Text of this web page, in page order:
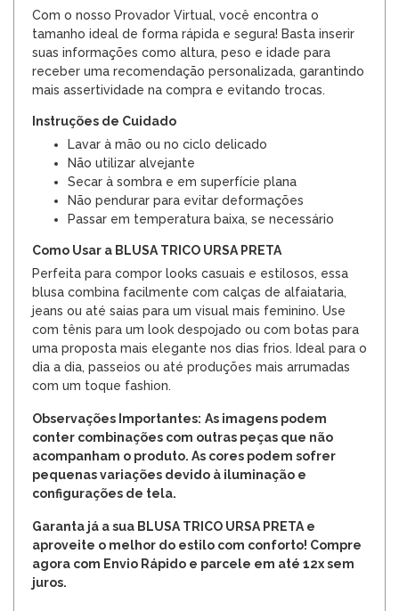
Com o nosso Provador Virtual, você encontra o
tamanho ideal de forma rápida e segura! Basta inserir
suas informações como altura, peso e idade para
receber uma recomendação personalizada, garantindo
mais assertividade na compra e evitando trocas.
Instruções de Cuidado
Lavar à mão ou no ciclo delicado
Não utilizar alvejante
Secar à sombra e em superfície plana
Não pendurar para evitar deformações
Passar em temperatura baixa, se necessário
Como Usar a BLUSA TRICO URSA PRETA
Perfeita para compor looks casuais e estilosos, essa
blusa combina facilmente com calças de alfaiataria,
jeans ou até saias para um visual mais feminino. Use
com tênis para um look despojado ou com botas para
uma proposta mais elegante nos dias frios. Ideal para o
dia a dia, passeios ou até produções mais arrumadas
com um toque fashion.
Observações Importantes: As imagens podem
conter combinações com outras peças que não
acompanham o produto. As cores podem sofrer
pequenas variações devido à iluminação e
configurações de tela.
Garanta já a sua BLUSA TRICO URSA PRETA e
aproveite o melhor do estilo com conforto! Compre
agora com Envio Rápido e parcele em até 12x sem
juros.